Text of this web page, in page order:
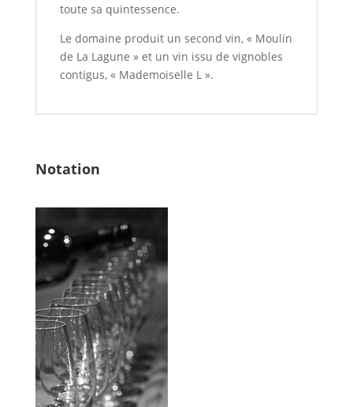
toute sa quintessence.
Le domaine produit un second vin, « Moulin
de La Lagune » et un vin issu de vignobles
contigus, « Mademoiselle L ».
Notation